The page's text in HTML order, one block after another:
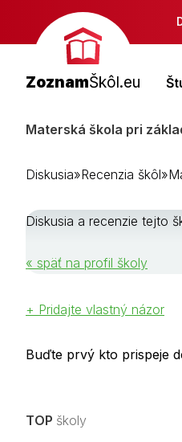
ZoznamŠkôl.eu
Materská škola pri
Diskusia»Recenzia škôl»
Diskusia a recenzie tejto
« späť na profil školy
+ Pridajte vlastný názor
Buďte prvý kto prispeje
TOP školy